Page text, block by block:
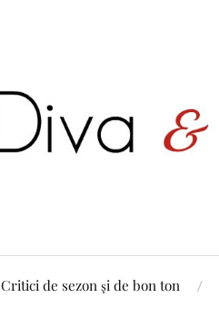
Critici de sezon și de bon ton